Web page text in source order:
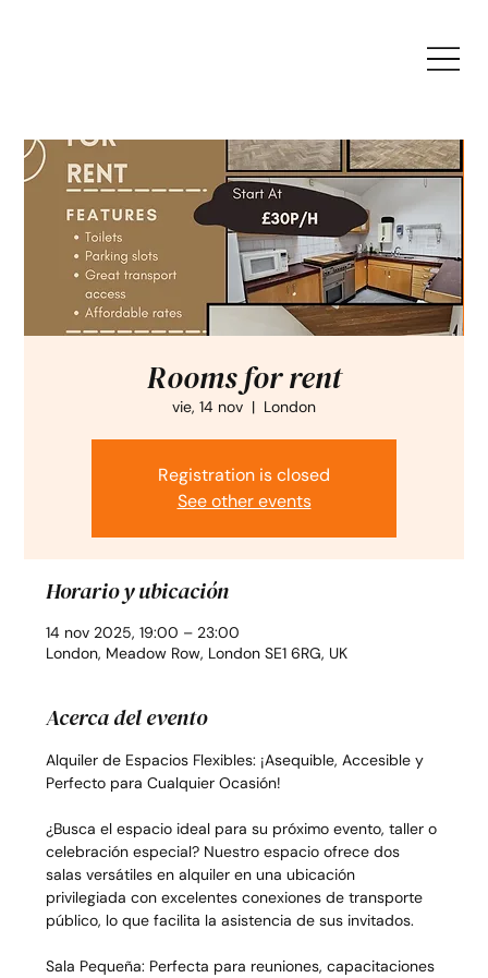
Rooms for rent
vie, 14 nov
  |
London
Registration is closed
See other events
Horario y ubicación
14 nov 2025, 19:00 – 23:00
London, Meadow Row, London SE1 6RG, UK
Acerca del evento
Alquiler de Espacios Flexibles: ¡Asequible, Accesible y
Perfecto para Cualquier Ocasión!
¿Busca el espacio ideal para su próximo evento, taller o
celebración especial? Nuestro espacio ofrece dos
salas versátiles en alquiler en una ubicación
privilegiada con excelentes conexiones de transporte
público, lo que facilita la asistencia de sus invitados.
Sala Pequeña: Perfecta para reuniones, capacitaciones